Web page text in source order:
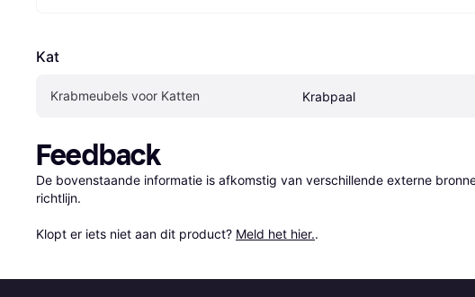
Kat
Krabmeubels voor Katten Krabpaal
Feedback
De bovenstaande informatie is afkomstig van verschillende externe
richtlijn.
Klopt er iets niet aan dit product? Meld het hier..